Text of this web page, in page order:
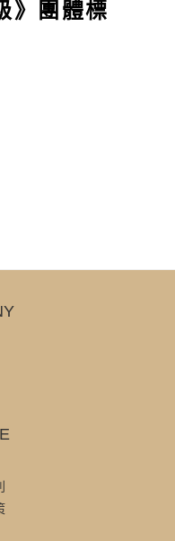
》團體標